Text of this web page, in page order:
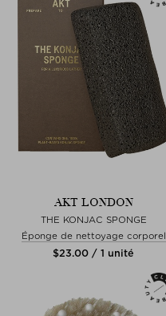
AKT LONDON
THE KONJAC SPONGE
Éponge de nettoyage corporel
$‌23.00 / 1 unité